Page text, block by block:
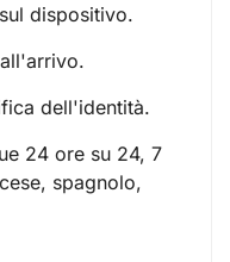
dispositivo.
dell'identità.
24 ore su 24, 7
spagnolo,